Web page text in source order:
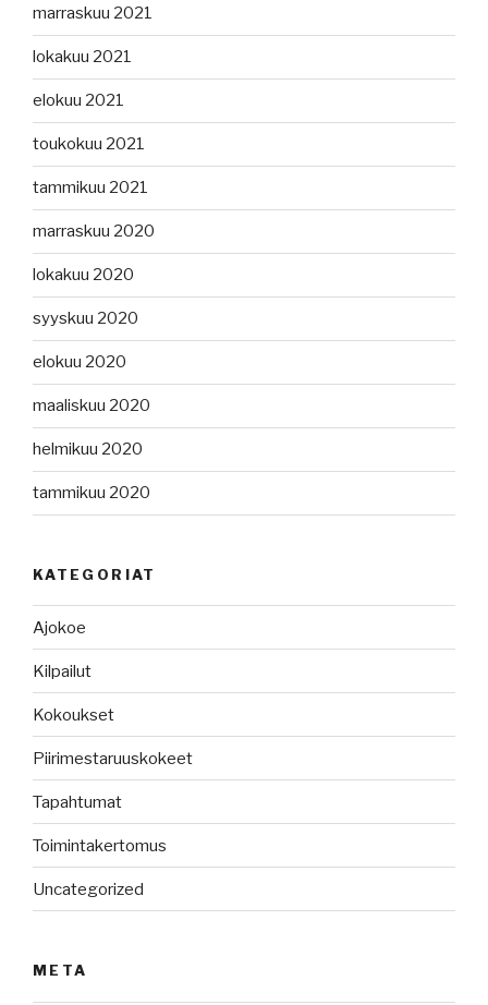
marraskuu 2021
lokakuu 2021
elokuu 2021
toukokuu 2021
tammikuu 2021
marraskuu 2020
lokakuu 2020
syyskuu 2020
elokuu 2020
maaliskuu 2020
helmikuu 2020
tammikuu 2020
KATEGORIAT
Ajokoe
Kilpailut
Kokoukset
Piirimestaruuskokeet
Tapahtumat
Toimintakertomus
Uncategorized
META